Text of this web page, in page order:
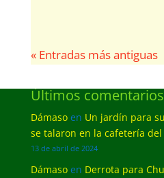
« Entradas más antiguas
Últimos comentarios
Dámasoen Un jardín para
se talaron en la cafetería del
13 de abril de 2024
Dámasoen Derrota para